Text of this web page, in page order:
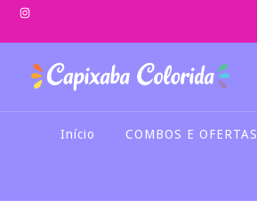
Início COMBOS E OFERTAS